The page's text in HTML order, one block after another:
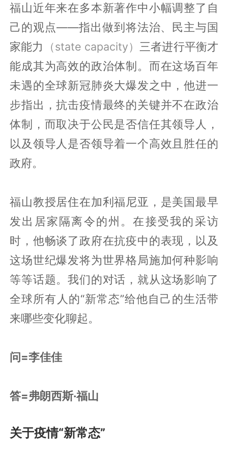
福山近年来在多本新著作中小幅调整了自
己的观点——指出做到将法治、民主与国
家能力
（state capacity） 三者进行平衡才
能成其为高效的政治体制。而在这场百年
未遇的全球新冠肺炎大爆发之中，他进一
步指出，抗击疫情最终的关键并不在政治
体制，而取决于公民是否信任其领导人，
以及领导人是否领导着一个高效且胜任的
政府。
福山教授居住在加利福尼亚，是美国最早
发出居家隔离令的州。在接受我的采访
时，他畅谈了政府在抗疫中的表现，以及
这场世纪爆发将为世界格局施加何种影响
等等话题。我们的对话，就从这场影响了
全球所有人的“新常态”给他自己的生活带
来哪些变化聊起。
问=李佳佳
答=弗朗西斯·福山
关于疫情“新常态”